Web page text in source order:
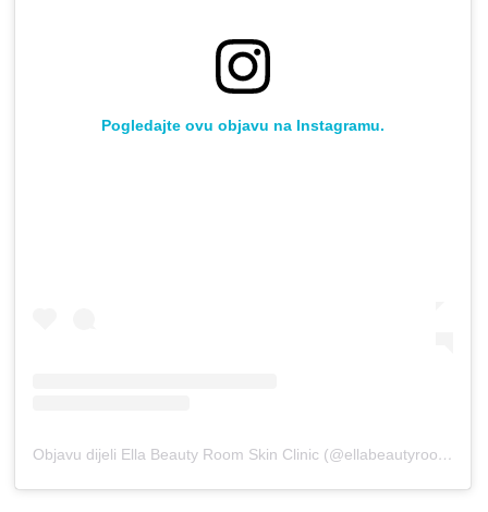
Pogledajte ovu objavu na Instagramu.
Objavu dijeli Ella Beauty Room Skin Clinic (@ellabeautyroom)